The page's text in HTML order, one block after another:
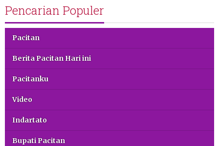
Pencarian Populer
Pacitan
Berita Pacitan Hari ini
Pacitanku
Video
Indartato
Bupati Pacitan